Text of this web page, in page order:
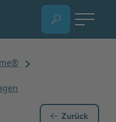
Zurück